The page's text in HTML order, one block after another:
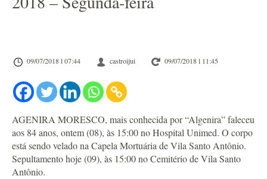
09/07/2018 l 07:44 castroijui 09/07/2018 l 11:45
AGENIRA MORESCO, mais conhecida por “Algenira” faleceu
aos 84 anos, ontem (08), às 15:00 no Hospital Unimed. O corpo
está sendo velado na Capela Mortuária de Vila Santo Antônio.
Sepultamento hoje (09), às 15:00 no Cemitério de Vila Santo
Antônio.